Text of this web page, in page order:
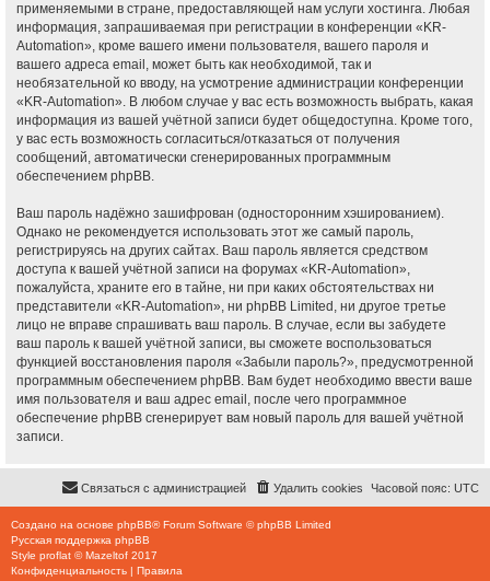
применяемыми в стране, предоставляющей нам услуги хостинга. Любая
информация, запрашиваемая при регистрации в конференции «KR-
Automation», кроме вашего имени пользователя, вашего пароля и
вашего адреса email, может быть как необходимой, так и
необязательной ко вводу, на усмотрение администрации конференции
«KR-Automation». В любом случае у вас есть возможность выбрать, какая
информация из вашей учётной записи будет общедоступна. Кроме того,
у вас есть возможность согласиться/отказаться от получения
сообщений, автоматически сгенерированных программным
обеспечением phpBB.
Ваш пароль надёжно зашифрован (односторонним хэшированием).
Однако не рекомендуется использовать этот же самый пароль,
регистрируясь на других сайтах. Ваш пароль является средством
доступа к вашей учётной записи на форумах «KR-Automation»,
пожалуйста, храните его в тайне, ни при каких обстоятельствах ни
представители «KR-Automation», ни phpBB Limited, ни другое третье
лицо не вправе спрашивать ваш пароль. В случае, если вы забудете
ваш пароль к вашей учётной записи, вы сможете воспользоваться
функцией восстановления пароля «Забыли пароль?», предусмотренной
программным обеспечением phpBB. Вам будет необходимо ввести ваше
имя пользователя и ваш адрес email, после чего программное
обеспечение phpBB сгенерирует вам новый пароль для вашей учётной
записи.
Часовой пояс: UTC
Удалить cookies
Связаться с администрацией
Создано на основе phpBB® Forum Software © phpBB Limited
Русская поддержка phpBB
Style proflat ©Mazeltof 2017
Конфиденциальность | Правила